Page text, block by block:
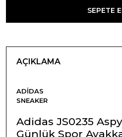
SEPETE
AÇIKLAMA
ADIDAS
SNEAKER
Adidas JS0235
Günlük Spor